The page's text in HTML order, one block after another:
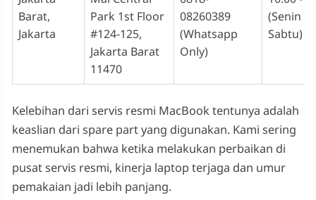
Barat,
Jakarta
Park 1st Floor
#124-125,
Jakarta Barat
11470
08260389
(Whatsapp
Only)
(Senin -
Sabtu)
Kelebihan dari servis resmi MacBook tentunya adalah
keaslian dari spare part yang digunakan. Kami sering
menemukan bahwa ketika melakukan perbaikan di
pusat servis resmi, kinerja laptop terjaga dan umur
pemakaian jadi lebih panjang.